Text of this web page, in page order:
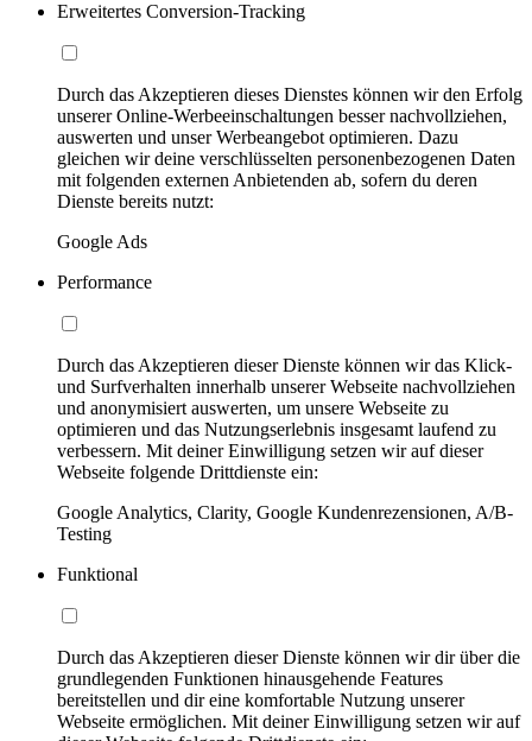
Erweitertes Conversion-Tracking
Durch das Akzeptieren dieses Dienstes können wir den Erfolg
unserer Online-Werbeeinschaltungen besser nachvollziehen,
auswerten und unser Werbeangebot optimieren. Dazu
gleichen wir deine verschlüsselten personenbezogenen Daten
mit folgenden externen Anbietenden ab, sofern du deren
Dienste bereits nutzt:
Google Ads
Performance
Durch das Akzeptieren dieser Dienste können wir das Klick-
und Surfverhalten innerhalb unserer Webseite nachvollziehen
und anonymisiert auswerten, um unsere Webseite zu
optimieren und das Nutzungserlebnis insgesamt laufend zu
verbessern. Mit deiner Einwilligung setzen wir auf dieser
Webseite folgende Drittdienste ein:
Google Analytics, Clarity, Google Kundenrezensionen, A/B-
Testing
Funktional
Durch das Akzeptieren dieser Dienste können wir dir über die
grundlegenden Funktionen hinausgehende Features
bereitstellen und dir eine komfortable Nutzung unserer
Webseite ermöglichen. Mit deiner Einwilligung setzen wir auf